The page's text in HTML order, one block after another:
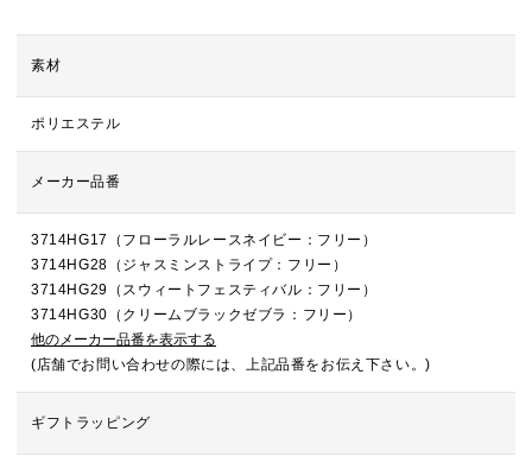
素材
ポリエステル
メーカー品番
3714HG17（フローラルレースネイビー：フリー）
3714HG28（ジャスミンストライプ：フリー）
3714HG29（スウィートフェスティバル：フリー）
3714HG30（クリームブラックゼブラ：フリー）
他のメーカー品番を表示する
(店舗でお問い合わせの際には、上記品番をお伝え下さい。)
ギフトラッピング